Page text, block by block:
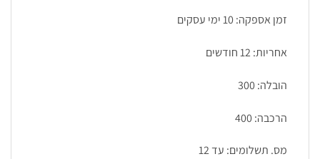
זמן אספקה: 10 ימי עסקים
אחריות: 12 חודשים
הובלה: 300
הרכבה: 400
מס. תשלומים: עד 12